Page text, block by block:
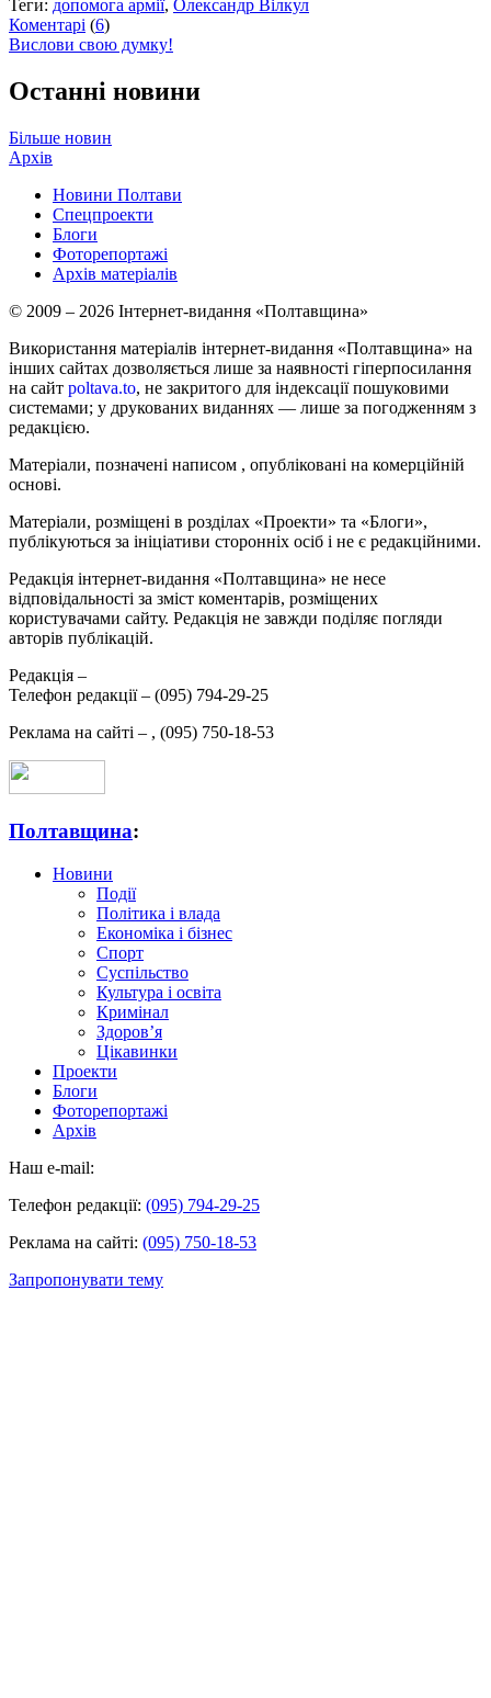
Теги: допомога армії, Олександр Вілкул
Коментарі (6)
Вислови свою думку!
Останні новини
Більше новин
Архів
Новини Полтави
Спецпроекти
Блоги
Фоторепортажі
Архів матеріалів
© 2009 – 2026 Інтернет-видання «Полтавщина»
Використання матеріалів інтернет-видання «Полтавщина» на
інших сайтах дозволяється лише за наявності гіперпосилання
на сайт poltava.to, не закритого для індексації пошуковими
системами; у друкованих виданнях — лише за погодженням з
редакцією.
Матеріали, позначені написом , опубліковані на комерційній
основі.
Матеріали, розміщені в розділах «Проекти» та «Блоги»,
публікуються за ініціативи сторонніх осіб і не є редакційними.
Редакція інтернет-видання «Полтавщина» не несе
відповідальності за зміст коментарів, розміщених
користувачами сайту. Редакція не завжди поділяє погляди
авторів публікацій.
Редакція –
Телефон редакції – (095) 794-29-25
Реклама на сайті – , (095) 750-18-53
Полтавщина:
Новини
Події
Політика і влада
Економіка і бізнес
Спорт
Суспільство
Культура і освіта
Кримінал
Здоров’я
Цікавинки
Проекти
Блоги
Фоторепортажі
Архів
Наш e-mail:
Телефон редакції: (095) 794-29-25
Реклама на сайті: (095) 750-18-53
Запропонувати тему